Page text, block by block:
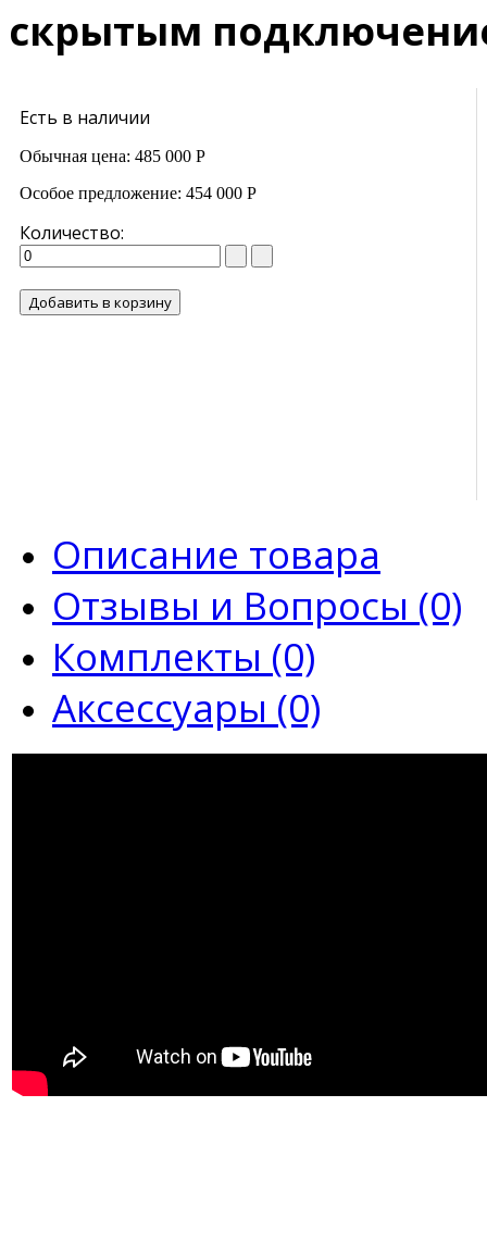
скрытым
Есть в наличии
Обычная цена: 485 000 Р
Особое предложение: 454 000 Р
Количество:
Добавить в корзину
Описание товара
Отзывы и Вопросы (0)
Комплекты (0)
Аксессуары (0)